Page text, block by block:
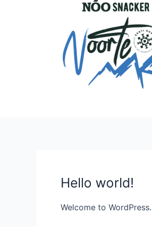
Hello world!
Welcome to
Hello